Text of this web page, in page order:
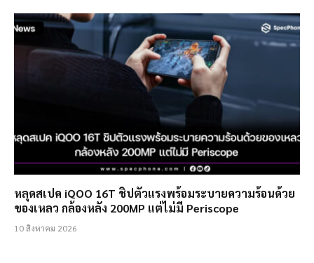
หลุดสเปค iQOO 16T ชิปตัวแรงพร้อมระบายความร้อนด้วย
ของเหลว กล้องหลัง 200MP แต่ไม่มี Periscope
10 สิงหาคม 2026